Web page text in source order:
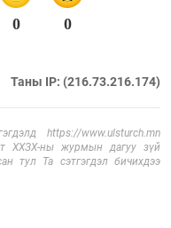
0 0
Таны IP: (216.73.216.174)
https://www.ulsturch.mn
ХХЗХ-ны журмын дагуу зүй
тул Та сэтгэгдэл бичихдээ